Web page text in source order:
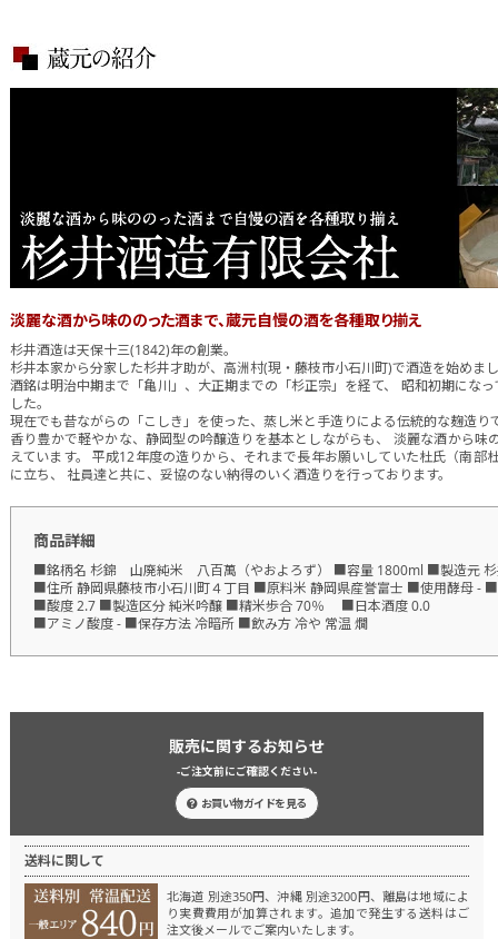
淡麗な酒から味ののった酒まで、蔵元自慢の酒を各種取り揃え
杉井酒造は天保十三(1842)年の創業。
杉井本家から分家した杉井才助が、高洲村(現・藤枝市小石川町)で酒造を始めま
酒銘は明治中期まで「亀川」、大正期までの「杉正宗」を経て、 昭和初期にな
した。
現在でも昔ながらの「こしき」を使った、蒸し米と手造りによる伝統的な麹造り
香り豊かで軽やかな、静岡型の吟醸造りを基本としながらも、 淡麗な酒から味
えています。 平成12年度の造りから、それまで長年お願いしていた杜氏（南部
に立ち、 社員達と共に、妥協のない納得のいく酒造りを行っております。
商品詳細
■銘柄名 杉錦 山廃純米 八百萬（やおよろず） ■容量 1800ml ■製造元 杉
■住所 静岡県藤枝市小石川町４丁目 ■原料米 静岡県産誉富士 ■使用酵母 -
■酸度 2.7 ■製造区分 純米吟醸 ■精米歩合 70％ ■日本酒度 0.0
■アミノ酸度 - ■保存方法 冷暗所 ■飲み方 冷や 常温 燗
販売に関するお知らせ
-ご注文前にご確認ください-
お買い物ガイドを見る
送料に関して
北海道 別途350円、沖縄 別途3200円、離島は地域によ
り実費費用が加算されます。 追加で発生する送料はご
注文後メールでご案内いたします。